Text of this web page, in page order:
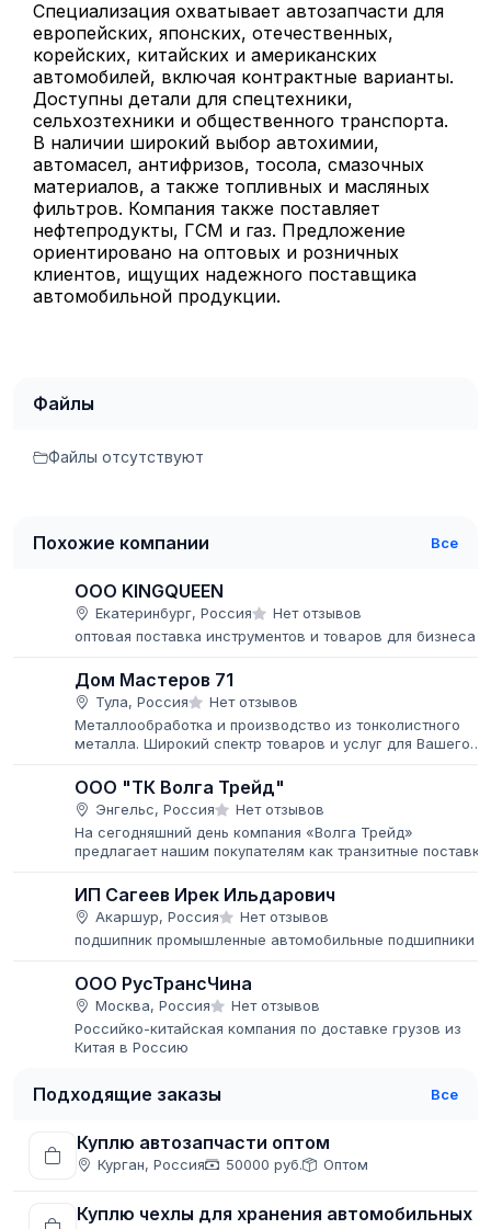
Специализация охватывает автозапчасти для
европейских, японских, отечественных,
корейских, китайских и американских
автомобилей, включая контрактные варианты.
Доступны детали для спецтехники,
сельхозтехники и общественного транспорта.
В наличии широкий выбор автохимии,
автомасел, антифризов, тосола, смазочных
материалов, а также топливных и масляных
фильтров. Компания также поставляет
нефтепродукты, ГСМ и газ. Предложение
ориентировано на оптовых и розничных
клиентов, ищущих надежного поставщика
автомобильной продукции.
Файлы
Файлы отсутствуют
Похожие компании Все
ООО KINGQUEEN
Екатеринбург, Россия
Нет отзывов
оптовая поставка инструментов и товаров для бизнеса
Дом Мастеров 71
Тула, Россия
Нет отзывов
Металлообработка и производство из тонколистного
металла. Широкий спектр товаров и услуг для Вашего
компаниями, так и с...
ООО "ТК Волга Трейд"
Энгельс, Россия
Нет отзывов
На сегодняшний день компания «Волга Трейд»
предлагает нашим покупателям как транзитные поставки
производителей, так и отгрузки с...
ИП Сагеев Ирек Ильдарович
Акаршур, Россия
Нет отзывов
подшипник промышленные автомобильные подшипники
ООО РусТрансЧина
Москва, Россия
Нет отзывов
Российко-китайская компания по доставке грузов из
Китая в Россию
Подходящие заказы Все
Куплю автозапчасти оптом
Курган, Россия 50000 руб. Оптом
Куплю чехлы для хранения автомобильных